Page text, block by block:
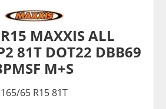
MAXXIS ALL
81T DOT22 DBB69
M+S
165/65 R15 81T